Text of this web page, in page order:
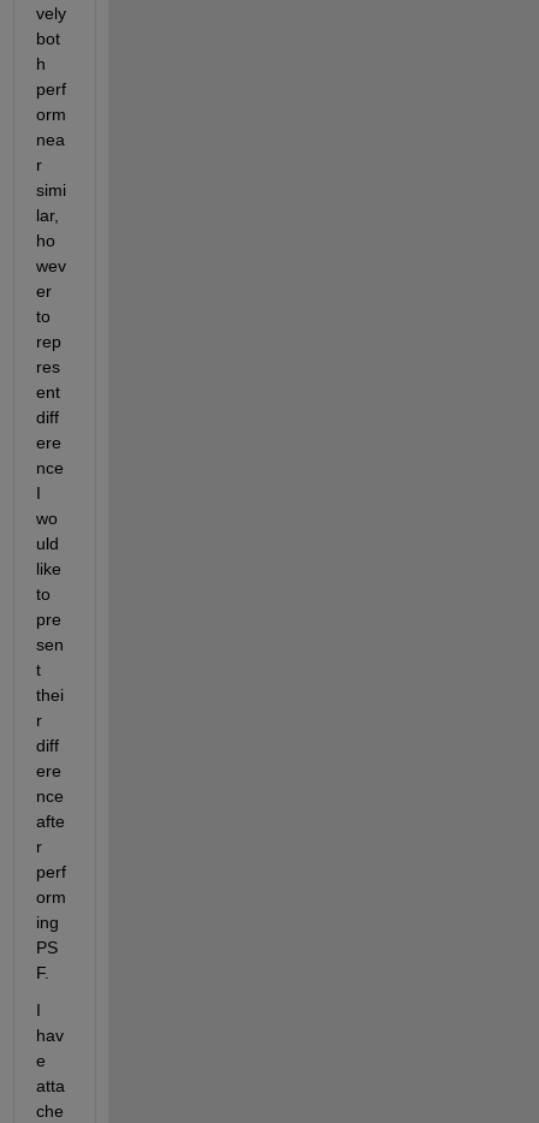
vely
bot
h
perf
orm
nea
r
simi
lar,
ho
wev
er
to
rep
res
ent
diff
ere
nce
I
wo
uld
like
to
pre
sen
t
thei
r
diff
ere
nce
afte
r
perf
orm
ing
PS
F.
I
hav
e
atta
che